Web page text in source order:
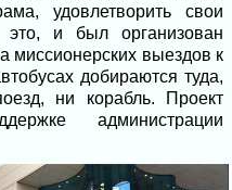
удовлетворить свои
и был организован
миссионерских выездов к
добираются туда,
ни корабль. Проект
администрации